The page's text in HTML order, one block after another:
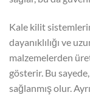
Kale kilit
dayanıklılığı ve
malzemelerden
gösterir. Bu
sağlanmış olur.